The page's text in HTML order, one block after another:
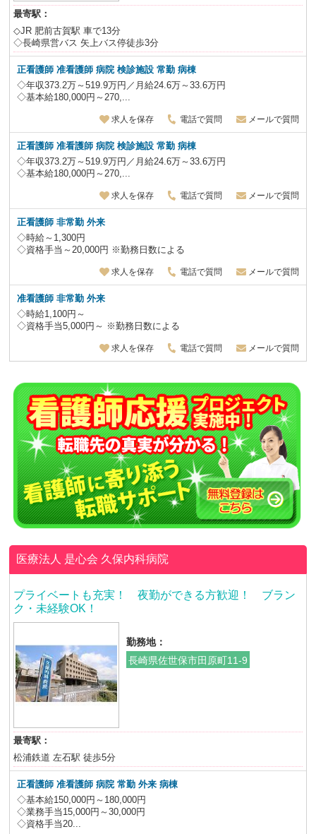
最寄駅：
◇JR 肥前古賀駅 車で13分
◇長崎県営バス 矢上バス停徒歩3分
正看護師 准看護師 病院 検診施設 常勤 病棟
◇年収373.2万～519.9万円／月給24.6万～33.6万円
◇基本給180,000円～270,...
求人を保存 電話で質問 メールで質問
正看護師 准看護師 病院 検診施設 常勤 病棟
◇年収373.2万～519.9万円／月給24.6万～33.6万円
◇基本給180,000円～270,...
求人を保存 電話で質問 メールで質問
正看護師 非常勤 外来
◇時給～1,300円
◇資格手当～20,000円 ※勤務日数による
求人を保存 電話で質問 メールで質問
准看護師 非常勤 外来
◇時給1,100円～
◇資格手当5,000円～ ※勤務日数による
求人を保存 電話で質問 メールで質問
医療法人 是心会 久保内科病院
プライベートも充実！ 夜勤ができる方歓迎！ ブラン
ク・未経験OK！
勤務地：
長崎県佐世保市田原町11-9
最寄駅：
松浦鉄道 左石駅 徒歩5分
正看護師 准看護師 病院 常勤 外来 病棟
◇基本給150,000円～180,000円
◇業務手当15,000円～30,000円
◇資格手当20...